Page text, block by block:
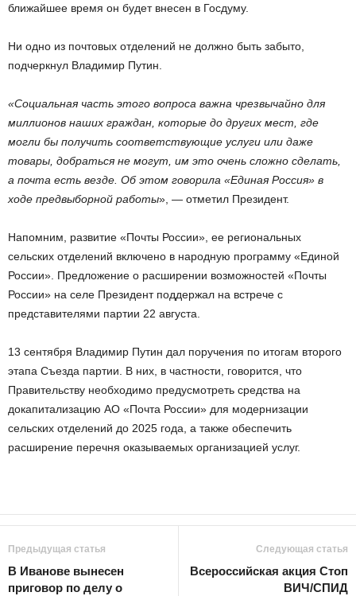
ближайшее время он будет внесен в Госдуму.
Ни одно из почтовых отделений не должно быть забыто,
подчеркнул Владимир Путин.
«Социальная часть этого вопроса важна чрезвычайно для
миллионов наших граждан, которые до других мест, где
могли бы получить соответствующие услуги или даже
товары, добраться не могут, им это очень сложно сделать,
а почта есть везде. Об этом говорила «Единая Россия» в
ходе предвыборной работы», — отметил Президент.
Напомним, развитие «Почты России», ее региональных
сельских отделений включено в народную программу «Единой
России». Предложение о расширении возможностей «Почты
России» на селе Президент поддержал на встрече с
представителями партии 22 августа.
13 сентября Владимир Путин дал поручения по итогам второго
этапа Съезда партии. В них, в частности, говорится, что
Правительству необходимо предусмотреть средства на
докапитализацию АО «Почта России» для модернизации
сельских отделений до 2025 года, а также обеспечить
расширение перечня оказываемых организацией услуг.
Предыдущая статья
В Иванове вынесен
приговор по делу о
Следующая статья
Всероссийская акция Стоп
ВИЧ/СПИД